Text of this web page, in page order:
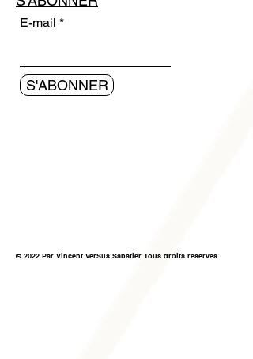
E-mail
S'ABONNER
© 2022 Par Vincent VerSus Sabatier Tous droits réservés